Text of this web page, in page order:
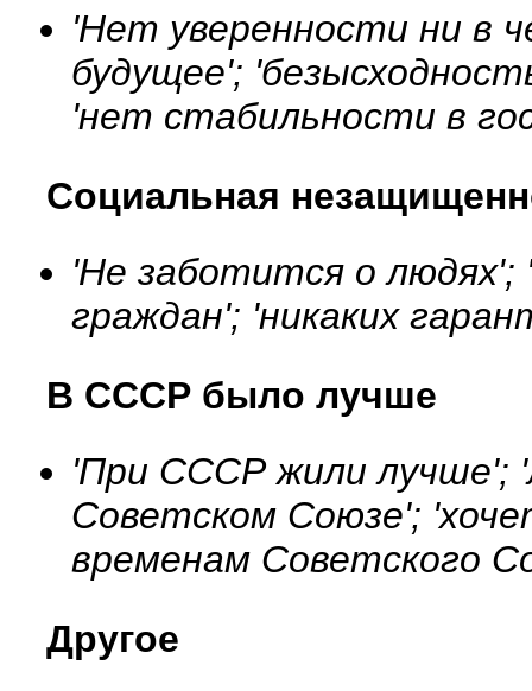
'Нет уверенности ни в
будущее';
'нет стабильности в
Социальная
'Не заботится о
граждан'; 'никаких
В СССР было лучше
'При СССР жили лучше';
Советском Союзе';
временам Советского
Другое